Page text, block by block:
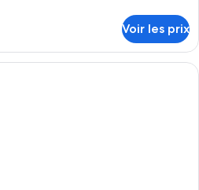
Voir les prix
Chambre Premium | Literie de